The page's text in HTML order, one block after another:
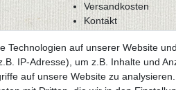
Versandkosten
Kontakt
AGB
Datenschutz
Impressum
Technologien auf unserer Website
IP-Adresse), um z.B. Inhalte und
auf unsere Website zu